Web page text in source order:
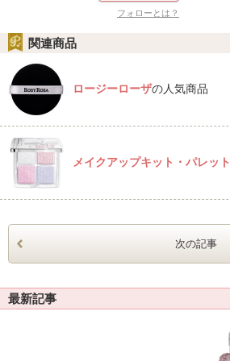
フォローとは？
関連商品
ロージーローザの人気商品
メイクアップキット・パレット
次の記事
最新記事